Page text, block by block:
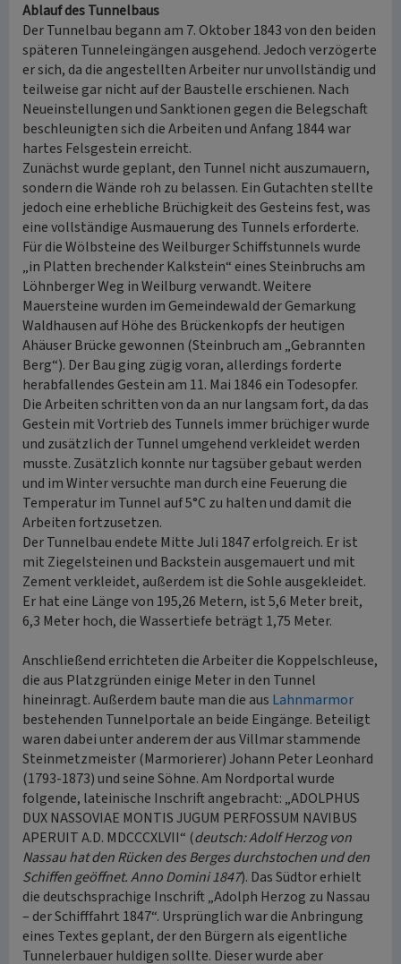
Ablauf des Tunnelbaus
Der Tunnelbau begann am 7. Oktober 1843 von den beiden
späteren Tunneleingängen ausgehend. Jedoch verzögerte
er sich, da die angestellten Arbeiter nur unvollständig und
teilweise gar nicht auf der Baustelle erschienen. Nach
Neueinstellungen und Sanktionen gegen die Belegschaft
beschleunigten sich die Arbeiten und Anfang 1844 war
hartes Felsgestein erreicht.
Zunächst wurde geplant, den Tunnel nicht auszumauern,
sondern die Wände roh zu belassen. Ein Gutachten stellte
jedoch eine erhebliche Brüchigkeit des Gesteins fest, was
eine vollständige Ausmauerung des Tunnels erforderte.
Für die Wölbsteine des Weilburger Schiffstunnels wurde
„in Platten brechender Kalkstein“ eines Steinbruchs am
Löhnberger Weg in Weilburg verwandt. Weitere
Mauersteine wurden im Gemeindewald der Gemarkung
Waldhausen auf Höhe des Brückenkopfs der heutigen
Ahäuser Brücke gewonnen (Steinbruch am „Gebrannten
Berg“). Der Bau ging zügig voran, allerdings forderte
herabfallendes Gestein am 11. Mai 1846 ein Todesopfer.
Die Arbeiten schritten von da an nur langsam fort, da das
Gestein mit Vortrieb des Tunnels immer brüchiger wurde
und zusätzlich der Tunnel umgehend verkleidet werden
musste. Zusätzlich konnte nur tagsüber gebaut werden
und im Winter versuchte man durch eine Feuerung die
Temperatur im Tunnel auf 5°C zu halten und damit die
Arbeiten fortzusetzen.
Der Tunnelbau endete Mitte Juli 1847 erfolgreich. Er ist
mit Ziegelsteinen und Backstein ausgemauert und mit
Zement verkleidet, außerdem ist die Sohle ausgekleidet.
Er hat eine Länge von 195,26 Metern, ist 5,6 Meter breit,
6,3 Meter hoch, die Wassertiefe beträgt 1,75 Meter.
Anschließend errichteten die Arbeiter die Koppelschleuse,
die aus Platzgründen einige Meter in den Tunnel
hineinragt. Außerdem baute man die aus Lahnmarmor
bestehenden Tunnelportale an beide Eingänge. Beteiligt
waren dabei unter anderem der aus Villmar stammende
Steinmetzmeister (Marmorierer) Johann Peter Leonhard
(1793-1873) und seine Söhne. Am Nordportal wurde
folgende, lateinische Inschrift angebracht: „ADOLPHUS
DUX NASSOVIAE MONTIS JUGUM PERFOSSUM NAVIBUS
APERUIT A.D. MDCCCXLVII“ (deutsch: Adolf Herzog von
Nassau hat den Rücken des Berges durchstochen und den
Schiffen geöffnet. Anno Domini 1847). Das Südtor erhielt
die deutschsprachige Inschrift „Adolph Herzog zu Nassau
– der Schifffahrt 1847“. Ursprünglich war die Anbringung
eines Textes geplant, der den Bürgern als eigentliche
Tunnelerbauer huldigen sollte. Dieser wurde aber